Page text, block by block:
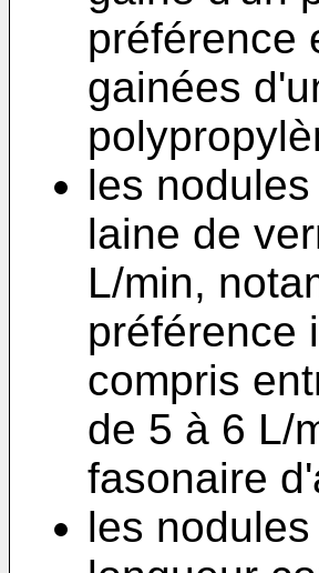
préférence
gainées
les
laine de
L/min,
préférence
compris
de 5 à 6 L/
fasonaire
les